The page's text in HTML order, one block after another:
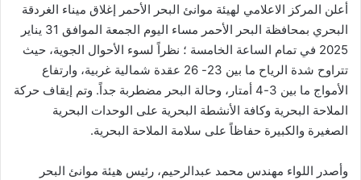
ي
ا
أعلن المركز الاعلامي لهيئة موانئ البحر الأحمر إغلاق ميناء الغردقة
البحري بمحافظة البحر الأحمر مساء اليوم الجمعة الموافق 31 يناير
2025 في تمام الساعة الخامسة ؛ نظراً لسوء الأحوال الجوية، حيث
تتراوح شدة الرياح ما بين 23- 26 عقدة شمالية غربية، وارتفاع
الأمواج ما بين 3-4 أمتار، وحالة البحر مضطربة جداً. وتم إيقاف حركة
الملاحة البحرية وكافة الأنشطة البحرية على الوحدات البحرية
الصغيرة والكبيرة حفاظاً على سلامة الملاحة البحرية.
وأصدر اللواء مهندس محمد عبدالرحيم، رئيس هيئة موانئ البحر